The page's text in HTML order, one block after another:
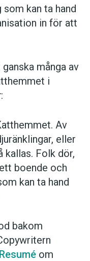
kan ta hand
in för att
många av
i
:
Av
eller
kallas. Folk dör,
boende och
kan ta hand
bakom
Resumé om